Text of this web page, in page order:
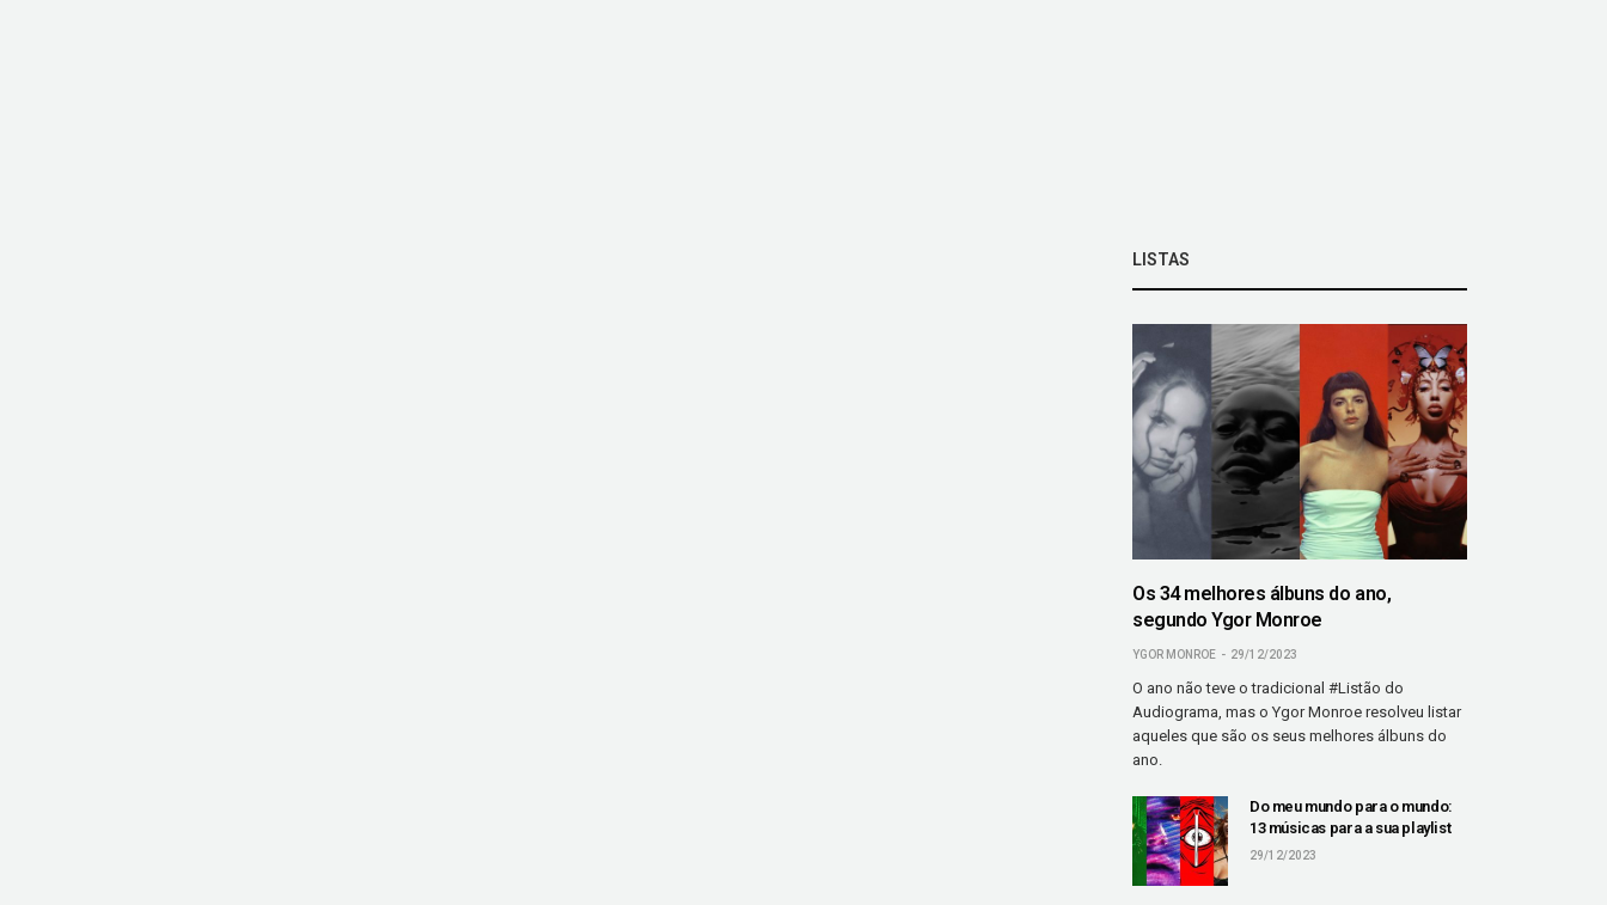
LISTAS
Os 34 melhores álbuns do ano,
segundo Ygor Monroe
YGOR MONROE 29/12/2023
O ano não teve o tradicional #Listão do
Audiograma, mas o Ygor Monroe resolveu listar
aqueles que são os seus melhores álbuns do
ano.
Do meu mundo para o mundo:
13 músicas para a sua playlist
29/12/2023